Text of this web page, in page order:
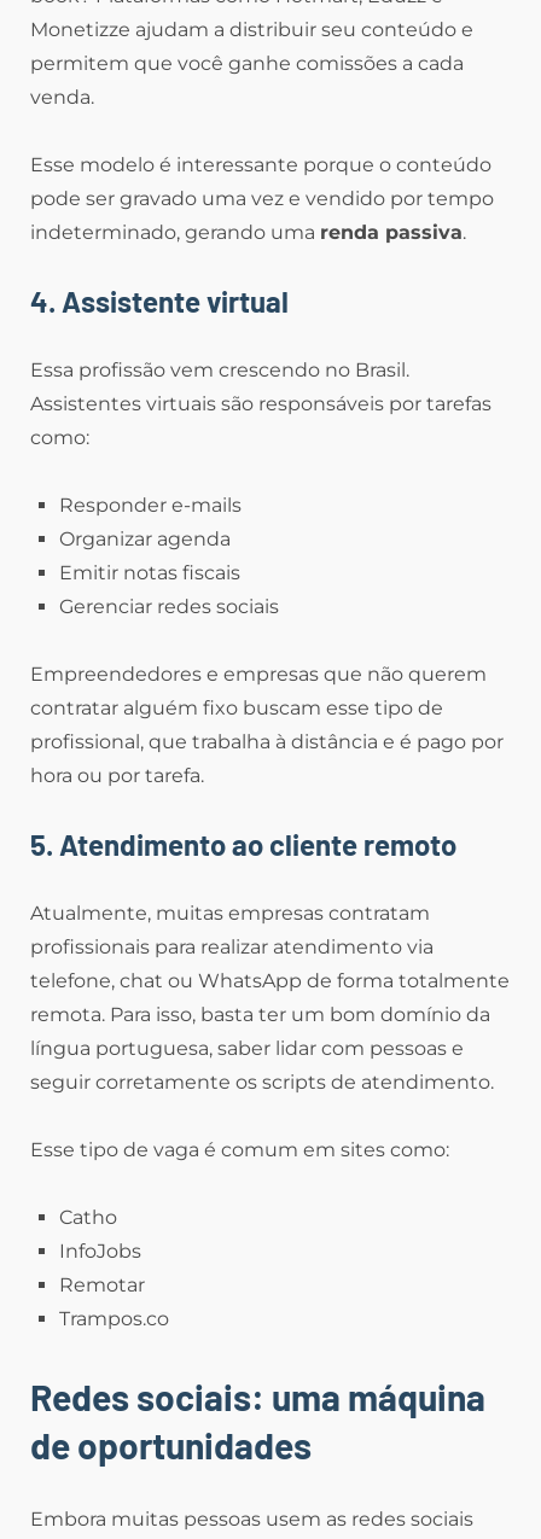
Monetizze ajudam a distribuir seu conteúdo e
permitem que você ganhe comissões a cada
venda.
Esse modelo é interessante porque o conteúdo
pode ser gravado uma vez e vendido por tempo
indeterminado, gerando uma renda passiva.
4. Assistente virtual
Essa profissão vem crescendo no Brasil.
Assistentes virtuais são responsáveis por tarefas
como:
Responder e-mails
Organizar agenda
Emitir notas fiscais
Gerenciar redes sociais
Empreendedores e empresas que não querem
contratar alguém fixo buscam esse tipo de
profissional, que trabalha à distância e é pago por
hora ou por tarefa.
5. Atendimento ao cliente remoto
Atualmente, muitas empresas contratam
profissionais para realizar atendimento via
telefone, chat ou WhatsApp de forma totalmente
remota. Para isso, basta ter um bom domínio da
língua portuguesa, saber lidar com pessoas e
seguir corretamente os scripts de atendimento.
Esse tipo de vaga é comum em sites como:
Catho
InfoJobs
Remotar
Trampos.co
Redes sociais: uma máquina
de oportunidades
Embora muitas pessoas usem as redes sociais